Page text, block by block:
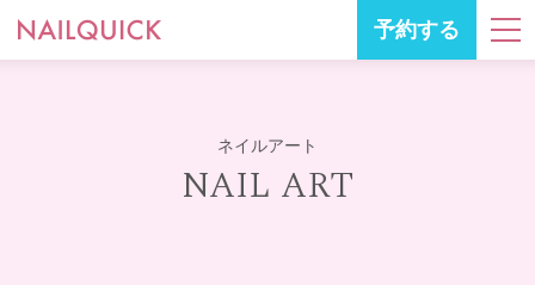
予約する
ネイルアート
NAIL ART